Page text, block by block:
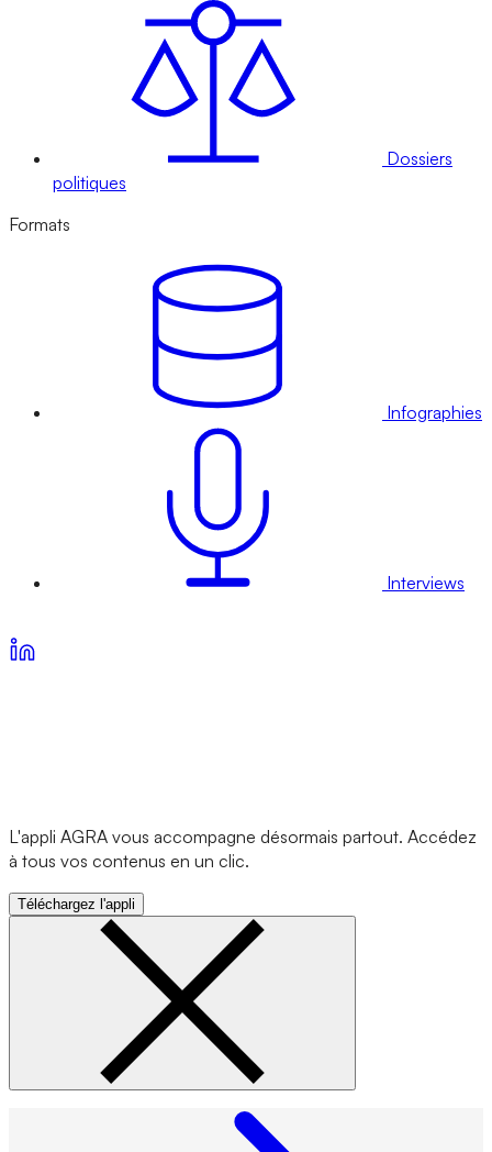
Dossiers
politiques
Formats
Infographies
Interviews
L'appli AGRA vous accompagne désormais partout. Accédez
à tous vos contenus en un clic.
Téléchargez l'appli